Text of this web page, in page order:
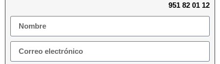
951 82 01 12